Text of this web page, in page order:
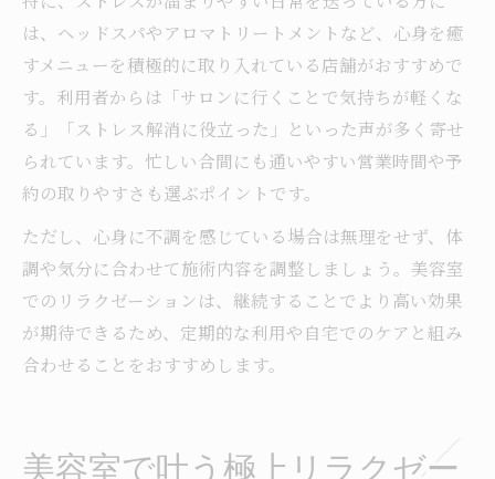
は、ヘッドスパやアロマトリートメントなど、心身を癒
すメニューを積極的に取り入れている店舗がおすすめで
す。利用者からは「サロンに行くことで気持ちが軽くな
る」「ストレス解消に役立った」といった声が多く寄せ
られています。忙しい合間にも通いやすい営業時間や予
約の取りやすさも選ぶポイントです。
ただし、心身に不調を感じている場合は無理をせず、体
調や気分に合わせて施術内容を調整しましょう。美容室
でのリラクゼーションは、継続することでより高い効果
が期待できるため、定期的な利用や自宅でのケアと組み
合わせることをおすすめします。
美容室で叶う極上リラクゼー